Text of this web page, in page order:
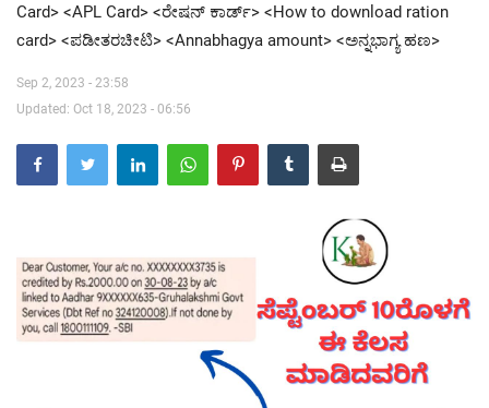
ಮುಂದಿನ 5 ದಿನಗಳ ಮಳೆ ಮಾಹಿತಿ
Gallery
Card> <APL Card> <ರೇಷನ್ ಕಾರ್ಡ್> <How to download ration
card> <ಪಡೀತರಚೀಟಿ> <Annabhagya amount> <ಅನ್ನಭಾಗ್ಯ ಹಣ>
Sep 2, 2023 - 23:58
Updated: Oct 18, 2023 - 06:56